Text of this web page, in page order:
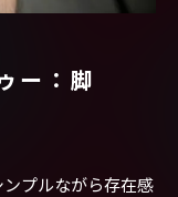
ー：脚
プルながら存在感